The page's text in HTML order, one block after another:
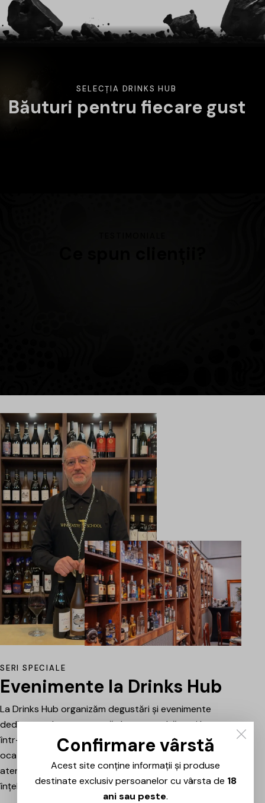
SELECȚIA DRINKS HUB
Băuturi pentru fiecare gust
SERI SPECIALE
Evenimente la Drinks Hub
La Drinks Hub organizăm degustări și evenimente
dedicate celor care vor să descopere băuturi bune
într-o atmosferă relaxată. Fiecare întâlnire este o
ocazie de a explora vinuri, spumante sau alte băuturi
atent alese, prezentate și explicate pe scurt pentru a
înțelege mai bine stilul, originea și caracterul fiecăruia.
Confirmare vârstă
Acest site conține informații și produse
destinate exclusiv persoanelor cu vârsta de 18
ani sau peste.